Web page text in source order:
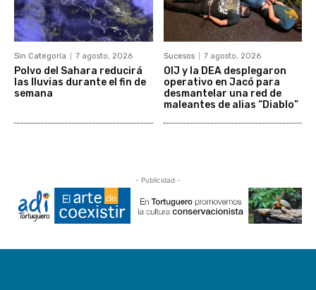
Sin Categoría 7 agosto, 2026
Polvo del Sahara reducirá
las lluvias durante el fin de
semana
Sucesos 7 agosto, 2026
OIJ y la DEA desplegaron
operativo en Jacó para
desmantelar una red de
maleantes de alias “Diablo”
- Publicidad -